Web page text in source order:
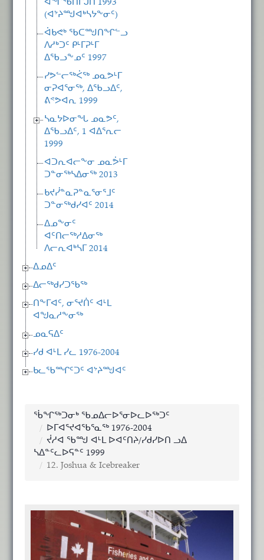
ᐊᖏᖃᑎᒌᒍᑎ 1993
(ᐊᔾᔨᙳᐊᒃᓴᔭᖕᓂᑦ)
ᐋᑲᕙᒃ ᖃᑕᙳᑎᖏᓪᓗ
ᐱᓱᒃᑐᑦ ᑭᒻᒥᕈᒻᒥ
ᐃᖃᓗᖕᓄᑦ 1997
ᓯᕗᓪᓕᖅᐹᖅ ᓄᓇᕗᒻᒥ
ᓂᕈᐊᕐᓂᖅ, ᐃᖃᓗᐃᑦ,
ᕕᕝᕗᐊᕆ 1999
ᓴᓇᔭᐅᓂᖓ ᓄᓇᕗᑦ,
ᐃᖃᓗᐃᑦ, 1 ᐊᐃᕐᕆᓕ
1999
ᐊᑐᕆᐊᓕᖕᓂ ᓄᓇᕘᒻᒥ
ᑐᓐᓂᖅᓴᐃᓂᖅ 2013
ᑲᔪᓰᓐᓇᕈᓐᓇᕐᓂᕐᒧᑦ
ᑐᓐᓂᖅᑯᓯᐊᑦ 2014
ᐃᓄᖕᓂᑦ
ᐊᑦᑎᓕᖅᓱᐃᓂᖅ
ᐱᓕᕆᐊᒃᓴᒥ 2014
ᐃᓄᐃᑦ
ᐃᓕᖅᑯᓯᑐᖃᖅ
ᑎᖕᒥᐊᑦ, ᓂᕐᔪᑏᑦ ᐊᒻᒪ
ᐊᖑᓇᓱᖕᓂᖅ
ᓄᓇᕋᐃᑦ
ᓯᑯ ᐊᒻᒪ ᓯᓚ 1976-2004
ᑲᓚᖃᙱᑦᑐᑦ ᐊᔾᔨᙳᐊᑦ
ᖄᖏᖅᑐᓂᒃ ᖃᓄᐃᓕᐅᕐᓂᐅᓚᐅᖅᑐᑦ
ᐅᒥᐊᕐᔪᐊᖃᕐᓇᖅ 1976-2004
ᔫᓱᐊ ᖃᙳ ᐊᒻᒪ ᐅᐊᑦᑎᔨ/ᓯᑯᓯᐅᑎ ᓗᐃ
ᓴᐃᓐᑦᓚᐅᕋᓐᑦ 1999
12. Joshua & Icebreaker